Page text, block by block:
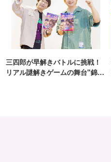
三四郎が早解きバトルに挑戦！
リアル謎解きゲームの舞台"錦糸